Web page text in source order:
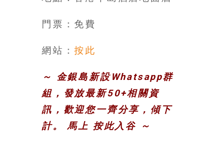
門票：免費
網站：按此
～ 金銀島新設Whatsapp群
組，發放最新50+相關資
訊，歡迎您一齊分享，傾下
計。 馬上 按此入谷 ～